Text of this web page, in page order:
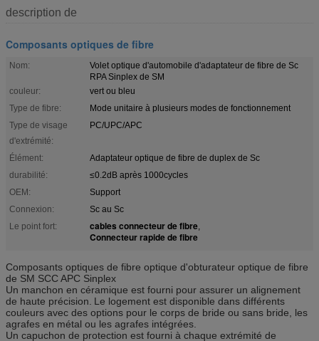
description de
Composants optiques de fibre
Nom:
Volet optique d'automobile d'adaptateur de fibre de Sc
RPA Sinplex de SM
couleur:
vert ou bleu
Type de fibre:
Mode unitaire à plusieurs modes de fonctionnement
Type de visage
d'extrémité:
PC/UPC/APC
Élément:
Adaptateur optique de fibre de duplex de Sc
durabilité:
≤0.2dB après 1000cycles
OEM:
Support
Connexion:
Sc au Sc
Le point fort:
cables connecteur de fibre,
Connecteur rapide de fibre
Composants optiques de fibre optique d'obturateur optique de fibre
de SM SCC APC Sinplex
Un manchon en céramique est fourni pour assurer un alignement
de haute précision. Le logement est disponible dans différents
couleurs avec des options pour le corps de bride ou sans bride, les
agrafes en métal ou les agrafes intégrées.
Un capuchon de protection est fourni à chaque extrémité de